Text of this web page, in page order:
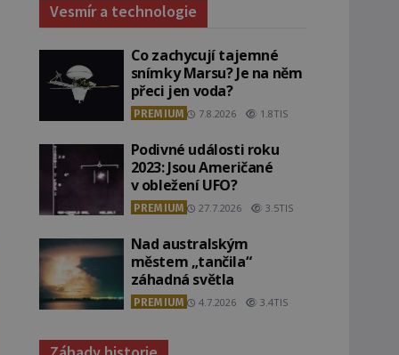
Vesmír a technologie
Co zachycují tajemné
snímky Marsu? Je na něm
přeci jen voda?
PREMIUM 7.8.2026 1.8TIS
Podivné události roku
2023: Jsou Američané
v obležení UFO?
PREMIUM 27.7.2026 3.5TIS
Nad australským
městem „tančila“
záhadná světla
PREMIUM 4.7.2026 3.4TIS